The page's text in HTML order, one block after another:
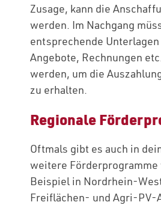
Zusage, kann die
werden. Im Nachgang
entsprechende
Angebote, Rechnungen
werden, um die
zu erhalten.
Regionale
Oftmals gibt es auch in
weitere Förderprogramme
Beispiel in Nordrhein-
Freiflächen- und Agri-PV-